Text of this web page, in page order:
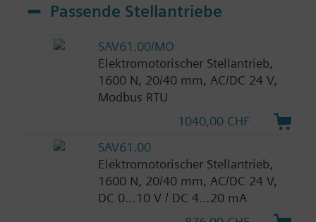
Passende Stellantriebe
SAV61.00/MO
Elektromotorischer Stellantrieb,
1600 N, 20/40 mm, AC/DC 24 V,
Modbus RTU
1040,00 CHF
SAV61.00
Elektromotorischer Stellantrieb,
1600 N, 20/40 mm, AC/DC 24 V,
DC 0…10 V / DC 4…20 mA